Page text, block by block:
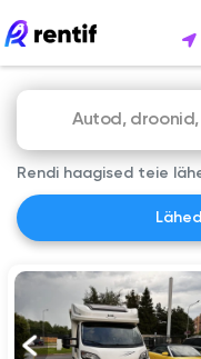
Rendi haagised teie